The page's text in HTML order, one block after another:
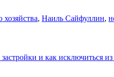
, Наиль Сайфуллин,
и как исключиться из